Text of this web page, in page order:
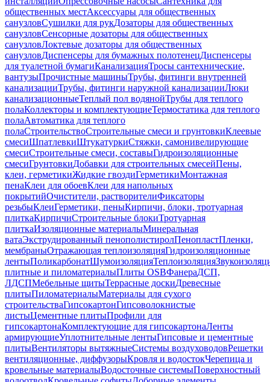
общественных местАксессуары для общественных
санузловСушилки для рукДозаторы для общественных
санузловСенсорные дозаторы для общественных
санузловЛоктевые дозаторы для общественных
санузловДиспенсеры для бумажных полотенецДиспенсеры
для туалетной бумагиКанализацияТросы сантехнические,
вантузыПрочистные машиныТрубы, фитинги внутренней
канализацииТрубы, фитинги наружной канализацииЛюки
канализационныеТеплый пол водянойТрубы для теплого
полаКоллекторы и комплектующиеТермостатика для теплого
полаАвтоматика для теплого
полаСтроительствоСтроительные смеси и грунтовкиКлеевые
смесиШпатлевкиШтукатуркиСтяжки, самонивелирующие
смесиСтроительные смеси, составыГидроизоляционные
смесиГрунтовкиДобавки для строительных смесейПены,
клеи, герметикиЖидкие гвоздиГерметикиМонтажная
пенаКлеи для обоевКлеи для напольных
покрытийОчистители, растворителиФиксаторы
резьбыКлеиГерметики, пеныКирпичи, блоки, тротуарная
плиткаКирпичиСтроительные блокиТротуарная
плиткаИзоляционные материалыМинеральная
ватаЭкструдированный пенополистиролПенопластПленки,
мембраныОтражающая теплоизоляцияГидроизоляционные
лентыПоликарбонатШумоизоляцияТеплоизоляция
плитные и пиломатериалыПлиты OSBФанераДСП,
ЛДСПМебельные щитыТеррасные доскиДревесные
плитыПиломатериалыМатериалы для сухого
строительстваГипсокартонГипсоволокнистые
листыЦементные плитыПрофили для
гипсокартонаКомплектующие для гипсокартонаЛенты
армирующиеУплотнительные лентыГипсовые и цементные
плитыВентиляторы вытяжныеСистемы воздуховодовРешетки
вентиляционные, диффузорыКровля и водостокЧерепица и
кровельные материалыВодосточные системыПоверхностный